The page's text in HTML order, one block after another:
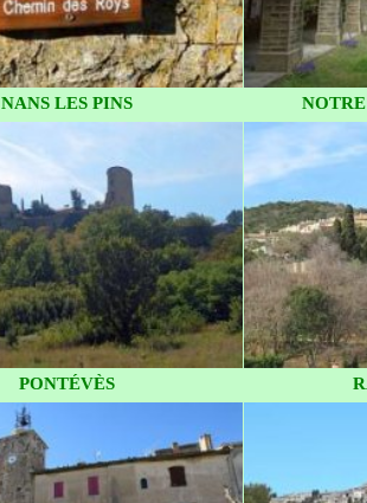
NANS LES PINS
PONTÉVÈS